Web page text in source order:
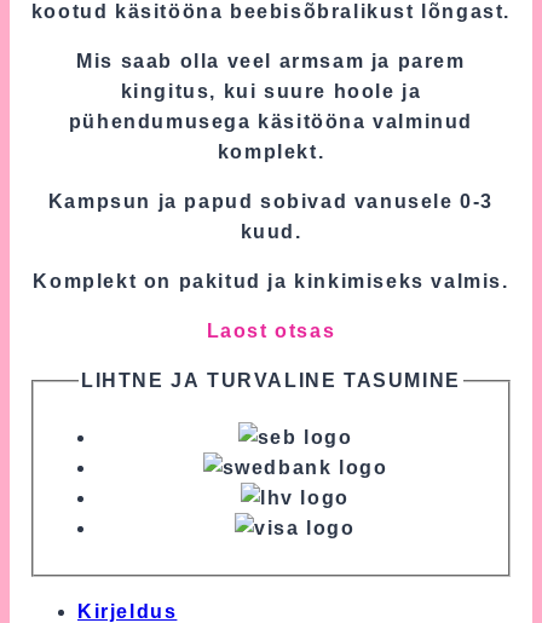
kootud käsitööna beebisõbralikust lõngast.
Mis saab olla veel armsam ja parem
kingitus, kui suure hoole ja
pühendumusega käsitööna valminud
komplekt.
Kampsun ja papud sobivad vanusele 0-3
kuud.
Komplekt on pakitud ja kinkimiseks valmis.
Laost otsas
LIHTNE JA TURVALINE TASUMINE
Kirjeldus